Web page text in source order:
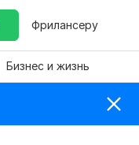
Фрилансеру
Бизнес и жизнь